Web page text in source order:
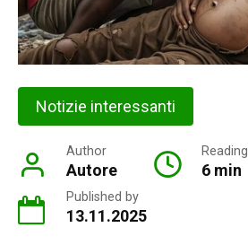
Notizie interessanti
Author
Autore
Reading
6 min
Published by
13.11.2025